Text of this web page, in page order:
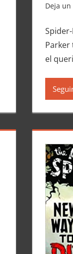
Deja
Parker
el